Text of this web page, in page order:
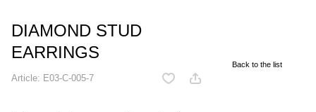
DIAMOND STUD
EARRINGS
Article: E03-C-005-7
Back to the list